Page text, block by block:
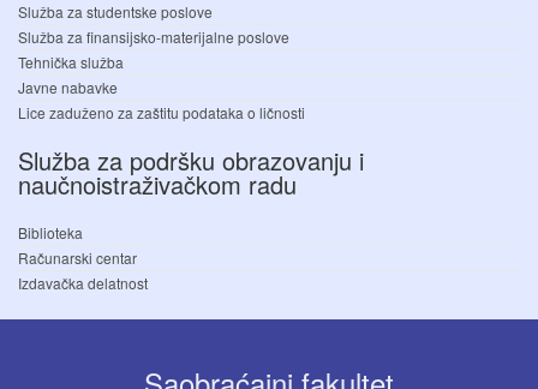
Služba za studentske poslove
Služba za finansijsko-materijalne poslove
Tehnička služba
Javne nabavke
Lice zaduženo za zaštitu podataka o ličnosti
Služba za podršku obrazovanju i
naučnoistraživačkom radu
Biblioteka
Računarski centar
Izdavačka delatnost